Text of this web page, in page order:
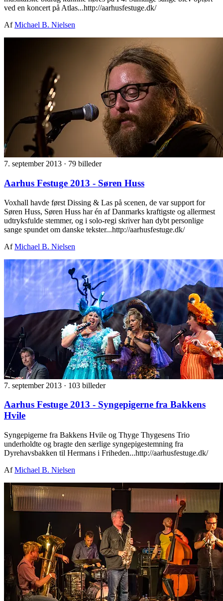
ved en koncert på Atlas...http://aarhusfestuge.dk/
AfMichael B. Nielsen
7. september 2013 · 79 billeder
Aarhus Festuge 2013 - Søren Huss
Voxhall havde først Dissing & Las på scenen, de var support for
Søren Huss, Søren Huss har én af Danmarks kraftigste og allermest
udtryksfulde stemmer, og i solo-regi skriver han dybt personlige
sange spundet om danske tekster...http://aarhusfestuge.dk/
AfMichael B. Nielsen
7. september 2013 · 103 billeder
Aarhus Festuge 2013 - Syngepigerne fra Bakkens
Hvile
Syngepigerne fra Bakkens Hvile og Thyge Thygesens Trio
underholdte og bragte den særlige syngepigestemning fra
Dyrehavsbakken til Hermans i Friheden...http://aarhusfestuge.dk/
AfMichael B. Nielsen